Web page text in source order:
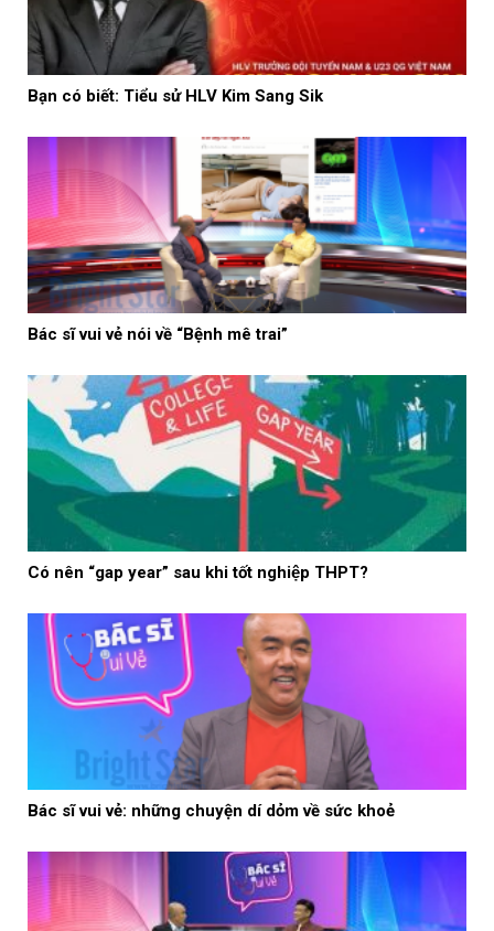
Bạn có biết: Tiểu sử HLV Kim Sang Sik
Bác sĩ vui vẻ nói về “Bệnh mê trai”
Có nên “gap year” sau khi tốt nghiệp THPT?
Bác sĩ vui vẻ: những chuyện dí dỏm về sức khoẻ